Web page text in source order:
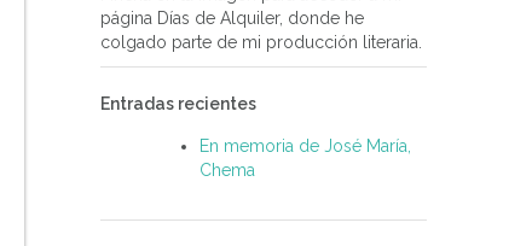
página Días de Alquiler, donde he
colgado parte de mi producción literaria.
Entradas recientes
En memoria de José María,
Chema